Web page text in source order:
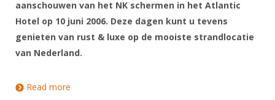
aanschouwen van het NK schermen in het Atlantic
Hotel op 10 juni 2006. Deze dagen kunt u tevens
genieten van rust & luxe op de mooiste strandlocatie
van Nederland.
Read more